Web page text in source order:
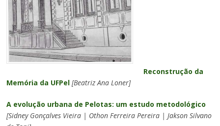
Reconstrução da
Memória da UFPel [Beatriz Ana Loner]
A evolução urbana de Pelotas: um estudo metodológico
[Sidney Gonçalves Vieira | Othon Ferreira Pereira | Jakson Silvano